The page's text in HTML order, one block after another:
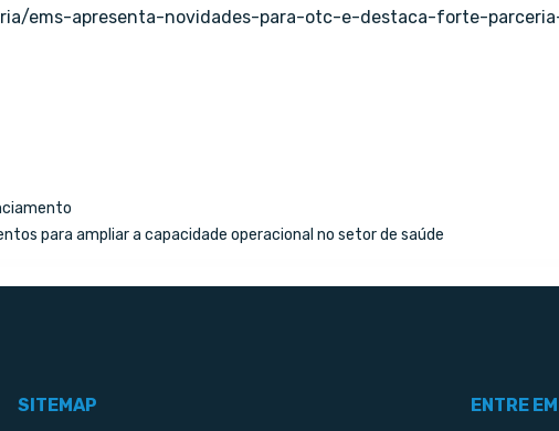
ems-apresenta-novidades-para-otc-e-destaca-forte-
para ampliar a capacidade operacional no setor de saúde
SITEMAP ENTRE